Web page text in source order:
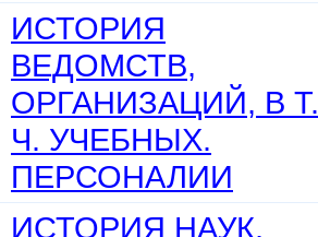
ИСТОРИЯ
ВЕДОМСТВ,
ОРГАНИЗАЦИЙ, В Т.
Ч. УЧЕБНЫХ.
ПЕРСОНАЛИИ
ИСТОРИЯ НАУК,